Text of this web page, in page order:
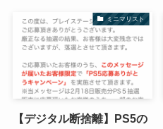
ミニマリスト
【デジタル断捨離】PS5の